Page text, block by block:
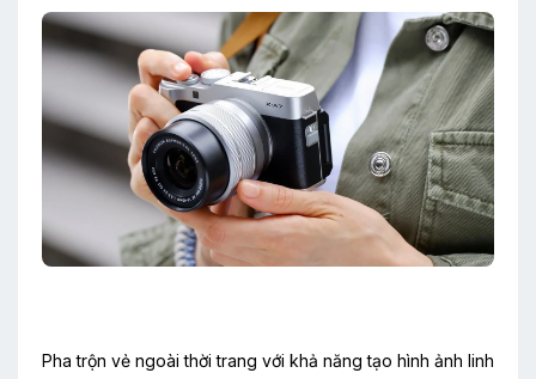
Pha trộn vẻ ngoài thời trang với khả năng tạo hình ảnh linh